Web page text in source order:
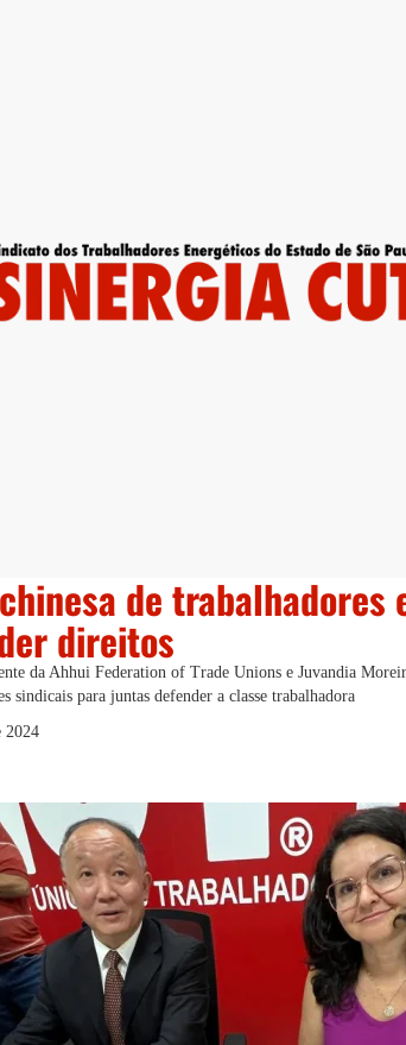
de trabalhadores
direitos
da Ahhui Federation of Trade Unions e Juvandia
sindicais para juntas defender a classe trabalhadora
2024